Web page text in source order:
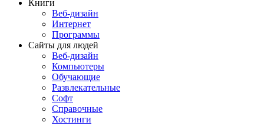
Книги
Веб-дизайн
Интернет
Программы
Сайты для людей
Веб-дизайн
Компьютеры
Обучающие
Развлекательные
Софт
Справочные
Хостинги